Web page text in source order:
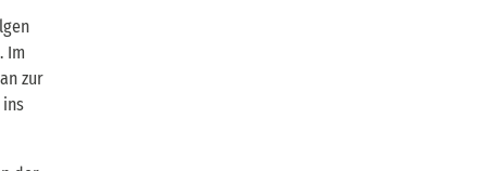
Im
zur